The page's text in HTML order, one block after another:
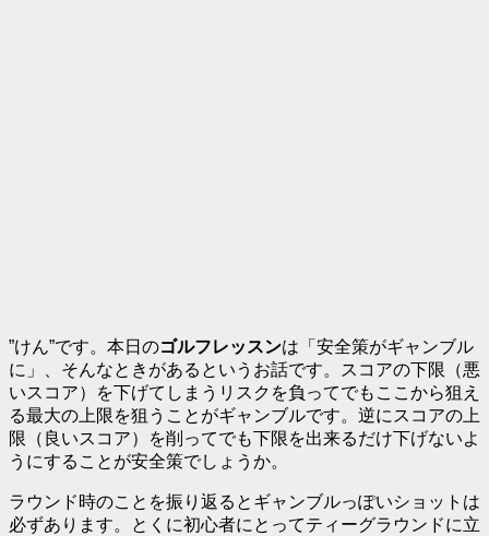
”けん”です。本日のゴルフレッスンは「 安全策がギャンブル
に 」、そんなときがあるというお話です。スコアの下限（悪
いスコア）を下げてしまうリスクを負ってでもここから狙え
る最大の上限を狙うことがギャンブルです。逆にスコアの上
限（良いスコア）を削ってでも下限を出来るだけ下げないよ
うにすることが安全策でしょうか。
ラウンド時のことを振り返るとギャンブルっぽいショットは
必ずあります。とくに初心者にとってティーグラウンドに立